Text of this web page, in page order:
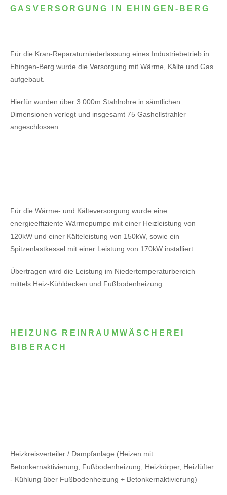
GASVERSORGUNG IN EHINGEN-BERG
Für die Kran-Reparaturniederlassung eines Industriebetrieb in
Ehingen-Berg wurde die Versorgung mit Wärme, Kälte und Gas
aufgebaut.
Hierfür wurden über 3.000m Stahlrohre in sämtlichen
Dimensionen verlegt und insgesamt 75 Gashellstrahler
angeschlossen.
Für die Wärme- und Kälteversorgung wurde eine
energieeffiziente Wärmepumpe mit einer Heizleistung von
120kW und einer Kälteleistung von 150kW, sowie ein
Spitzenlastkessel mit einer Leistung von 170kW installiert.
Übertragen wird die Leistung im Niedertemperaturbereich
mittels Heiz-Kühldecken und Fußbodenheizung.
HEIZUNG REINRAUMWÄSCHEREI
BIBERACH
Heizkreisverteiler / Dampfanlage (Heizen mit
Betonkernaktivierung, Fußbodenheizung, Heizkörper, Heizlüfter
- Kühlung über Fußbodenheizung + Betonkernaktivierung)